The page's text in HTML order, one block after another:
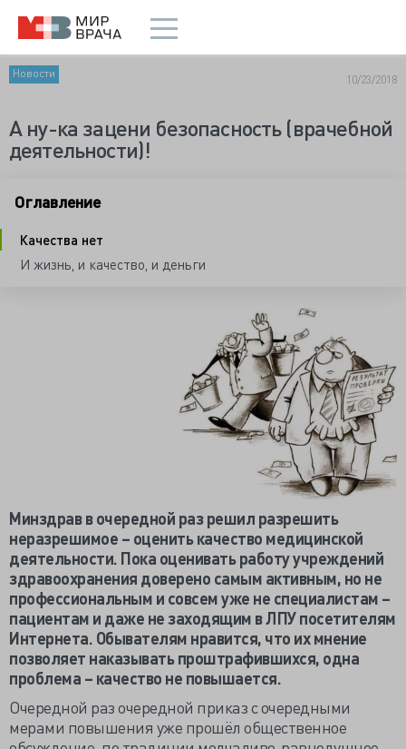
Новости 10/23/2018
А ну-ка зацени безопасность (врачебной
деятельности)!
Оглавление
Качества нет
И жизнь, и качество, и деньги
Минздрав в очередной раз решил разрешить
неразрешимое – оценить качество медицинской
деятельности. Пока оценивать работу учреждений
здравоохранения доверено самым активным, но не
профессиональным и совсем уже не специалистам –
пациентам и даже не заходящим в ЛПУ посетителям
Интернета. Обывателям нравится, что их мнение
позволяет наказывать проштрафившихся, одна
проблема – качество не повышается.
Очередной раз очередной приказ с очередными
мерами повышения уже прошёл общественное